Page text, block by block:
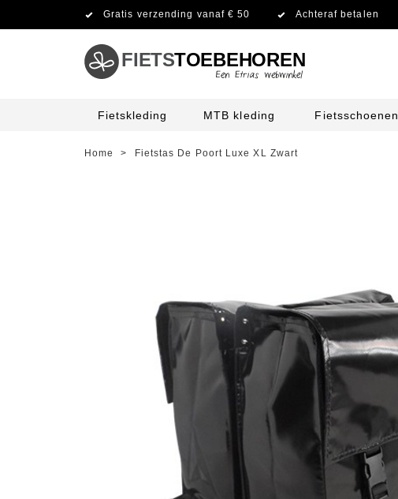
Gratis verzending vanaf € 50 Achteraf betalen
FIETSTOEBEHOREN
Fietskleding MTB kleding Fietsschoenen
Home > Fietstas De Poort Luxe XL Zwart